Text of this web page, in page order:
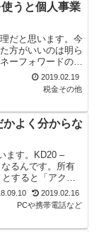
うと個人事業
だと思います。今
方がいいのは明ら
ーフォワードのク
ころ悪い...2019.02.19
税金その他
かよく分からな
ます。KD20 –
るんです。所有
すると「アクセ
2019.02.16
PCや携帯電話など